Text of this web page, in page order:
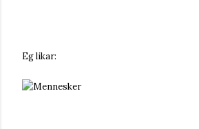
Eg likar:
ennesker